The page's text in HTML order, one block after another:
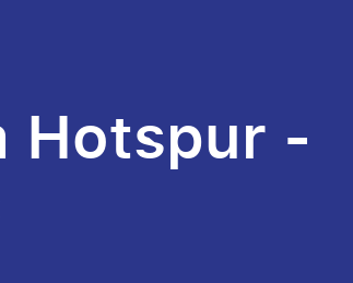
Hotspur -